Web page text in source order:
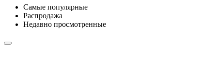
Самые популярные
Распродажа
Недавно просмотренные